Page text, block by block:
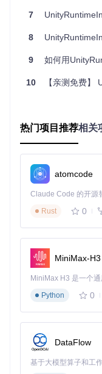
提供伪场景（
允许动态添加和删
如何通过属性实时编
属性检查与编辑是
尔值）、复杂类型（
这一功能的关键价值
无需停止游戏即可
所有更改实时生效
支持数组批量编辑
如何通过智能选择器
了复杂类型参数的调
选择器系统的主要特
对象引用选择器
颜色选择器：通过
枚举选择器：以下
7
8
9 如何用
10 【亲测免费】
热门项目推荐相关
atomcode
Rust
0
MiniMax-H3
Python
0
DataFlow
基于大模型算子和工